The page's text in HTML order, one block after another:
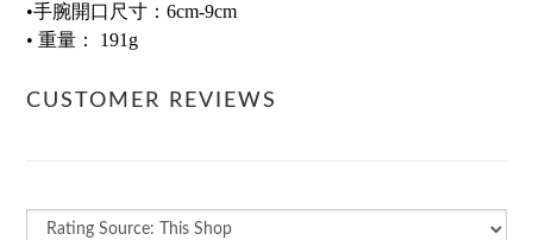
•手腕開口尺寸：6cm-9cm
• 重量： 191g
CUSTOMER REVIEWS